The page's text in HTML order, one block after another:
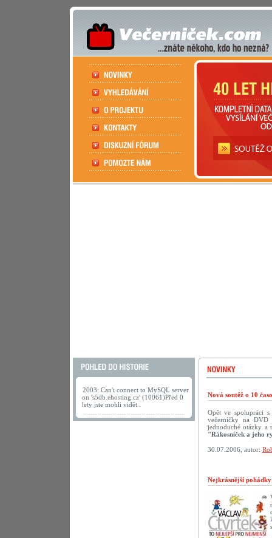
2003: Can't connect to MySQL server
on 's5db.ehosting.cz' (10061)Před 0
lety jste mohli vidět .
Nová soutěž o 10
Opět ve spolupráci
večerníčky na DVD
jednoduché otázky a
"Rákosníček a jeho
30.07.2006, autor:
Nejkrásnější